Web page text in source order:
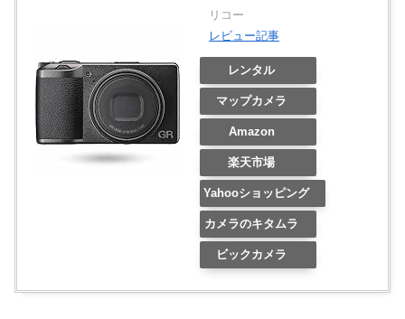
リコー
レビュー記事
レンタル
マップカメラ
Amazon
楽天市場
Yahooショッピング
カメラのキタムラ
ビックカメラ